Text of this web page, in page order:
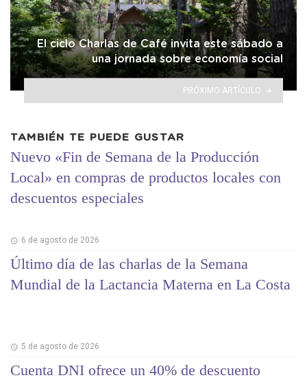
El ciclo Charlas de Café invita este sábado a
una jornada sobre economía social
PRÓXIMO ARTÍCULO
TAMBIÉN TE PUEDE GUSTAR
Nuevo «Fin de Semana de la Producción
Local» en compras de productos locales con
descuentos especiales
6 de agosto de 2026
Último día de las charlas de la Semana
Mundial de la Lactancia Materna en La Costa
5 de agosto de 2026
Cuenta DNI ofrece un 40% de descuento